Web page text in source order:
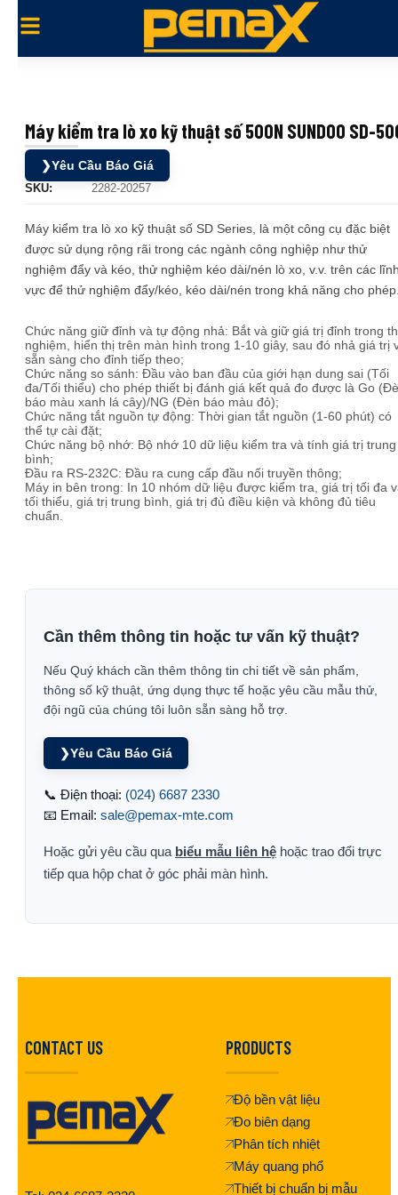
Máy kiểm tra lò xo kỹ thuật số 500N SUNDOO SD-
❯Yêu Cầu Báo Giá
SKU: 2282-20257
Máy kiểm tra lò xo kỹ thuật số SD Series, là một công cụ đặc biệt
được sử dụng rộng rãi trong các ngành công nghiệp như thử
nghiệm đẩy và kéo, thử nghiệm kéo dài/nén lò xo, v.v. trên các
vực để thử nghiệm đẩy/kéo, kéo dài/nén trong khả năng cho
Chức năng giữ đỉnh và tự động nhả: Bắt và giữ giá trị đỉnh trong
nghiệm, hiển thị trên màn hình trong 1-10 giây, sau đó nhả giá trị
sẵn sàng cho đỉnh tiếp theo;
Chức năng so sánh: Đầu vào ban đầu của giới hạn dung sai (Tối
đa/Tối thiểu) cho phép thiết bị đánh giá kết quả đo được là Go
báo màu xanh lá cây)/NG (Đèn báo màu đỏ);
Chức năng tắt nguồn tự động: Thời gian tắt nguồn (1-60 phút) có
thể tự cài đặt;
Chức năng bộ nhớ: Bộ nhớ 10 dữ liệu kiểm tra và tính giá trị trung
bình;
Đầu ra RS-232C: Đầu ra cung cấp đầu nối truyền thông;
Máy in bên trong: In 10 nhóm dữ liệu được kiểm tra, giá trị tối đa
tối thiểu, giá trị trung bình, giá trị đủ điều kiện và không đủ tiêu
chuẩn.
Cần thêm thông tin hoặc tư vấn kỹ thuật?
Nếu Quý khách cần thêm thông tin chi tiết về sản phẩm,
thông số kỹ thuật, ứng dụng thực tế hoặc yêu cầu mẫu thử,
đội ngũ của chúng tôi luôn sẵn sàng hỗ trợ.
❯Yêu Cầu Báo Giá
📞 Điện thoại: (024) 6687 2330
📧 Email: sale@pemax-mte.com
Hoặc gửi yêu cầu qua biểu mẫu liên hệ hoặc trao đổi trực
tiếp qua hộp chat ở góc phải màn hình.
CONTACT US PRODUCTS
Độ bền vật liệu
Đo biên dạng
Phân tích nhiệt
Máy quang phổ
Thiết bị chuẩn bị mẫu